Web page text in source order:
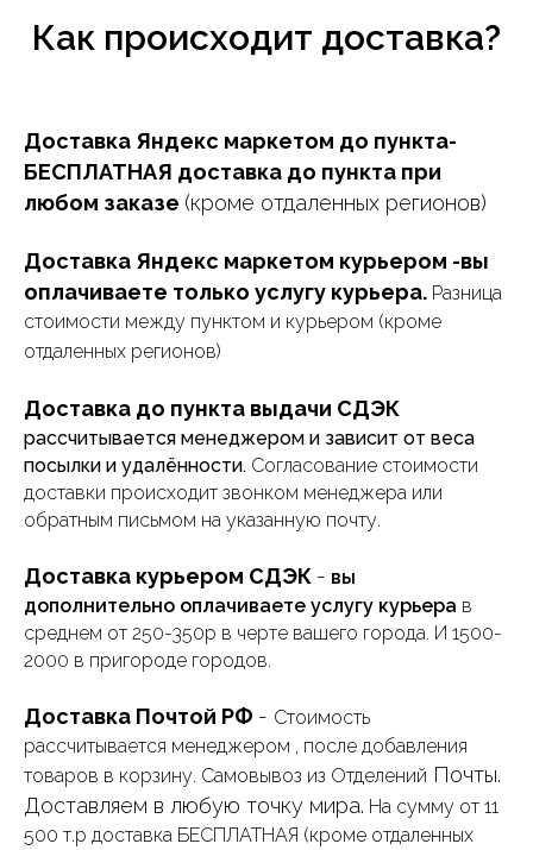
Как происходит доставка?
Доставка Яндекс маркетом до пункта-
БЕСПЛАТНАЯ доставка до пункта при
любом заказе (кроме отдаленных регионов)
Доставка Яндекс маркетом курьером -вы
оплачиваете только услугу курьера. Разница
стоимости между пунктом и курьером (кроме
отдаленных регионов)
Доставка до пункта выдачи СДЭК
рассчитывается менеджером и зависит от веса
посылки и удалённости. Согласование стоимости
доставки происходит звонком менеджера или
обратным письмом на указанную почту.
Доставка курьером СДЭК - вы
дополнительно оплачиваете услугу курьера в
среднем от 250-350р в черте вашего города. И 1500-
2000 в пригороде городов.
Доставка Почтой РФ - Стоимость
рассчитывается менеджером , после добавления
товаров в корзину. Самовывоз из Отделений Почты.
Доставляем в любую точку мира. На сумму от 11
500 т.р доставка БЕСПЛАТНАЯ (кроме отдаленных